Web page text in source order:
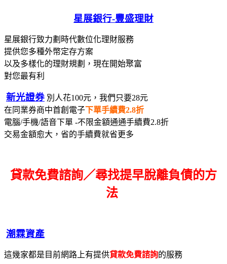
星展銀行-豐盛理財
星展銀行致力劃時代數位化理財服務
提供您多種外幣定存方案
以及多樣化的理財規劃，現在開始聚富
對您最有利
新光證券 別人花100元，我們只要28元
在同業券商中首創電子下單手續費2.8折
電腦/手機/語音下單 -不限金額通通手續費2.8折
交易金額愈大，省的手續費就省更多
貸款免費諮詢／尋找提早脫離負債的方
法
潮霖資產
這幾家都是目前網路上有提供貸款免費諮詢的服務